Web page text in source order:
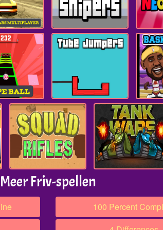
Meer Friv-spellen
100 Percent